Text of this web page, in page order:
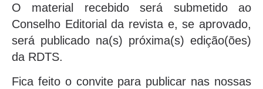
O material recebido será submetido ao
Conselho Editorial da revista e, se aprovado,
será publicado na(s) próxima(s) edição(ões)
da RDTS.
Fica feito o convite para publicar nas nossas